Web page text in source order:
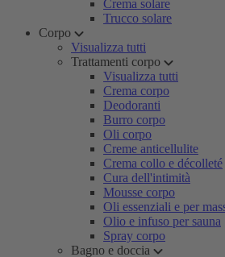
Crema solare
Trucco solare
Corpo
Visualizza tutti
Trattamenti corpo
Visualizza tutti
Crema corpo
Deodoranti
Burro corpo
Oli corpo
Creme anticellulite
Crema collo e décolleté
Cura dell'intimità
Mousse corpo
Oli essenziali e per
Olio e infuso per sauna
Spray corpo
Bagno e doccia